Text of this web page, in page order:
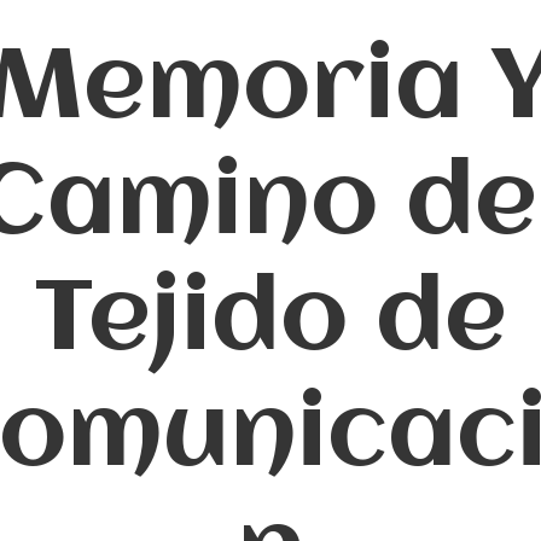
Tejido de